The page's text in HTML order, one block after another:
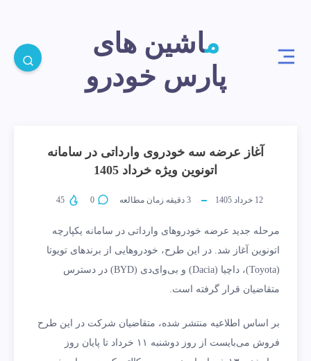
ماشین های
پارس خودرو
آغاز عرضه سه خودروی وارداتی در سامانه
اتونوین ویژه خرداد 1405
12 خرداد 1405 3 دقیقه زمان مطالعه 0
مرحله جدید عرضه خودروهای وارداتی در سامانه یکپارچه
اتونوین آغاز شد. در این طرح، خودروهایی از برندهای تویوتا
(Toyota)، داچیا (Dacia) و بی‌وای‌دی (BYD) در دسترس
متقاضیان قرار گرفته است.
بر اساس اطلاعیه منتشر شده، متقاضیان شرکت در این طرح
فروش می‌بایست از روز دوشنبه ۱۱ خرداد تا پایان روز